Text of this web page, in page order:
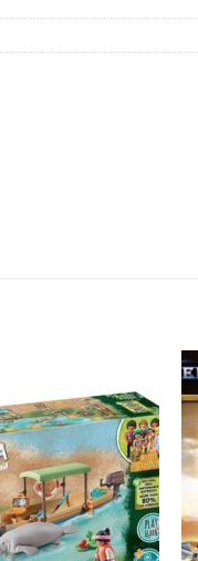
Auf die
Wunschliste